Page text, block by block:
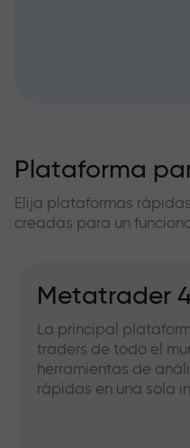
Plataforma
Elija plataformas
creadas para un
Metatrader
La principal
traders de todo el
herramientas de
rápidas en una sola